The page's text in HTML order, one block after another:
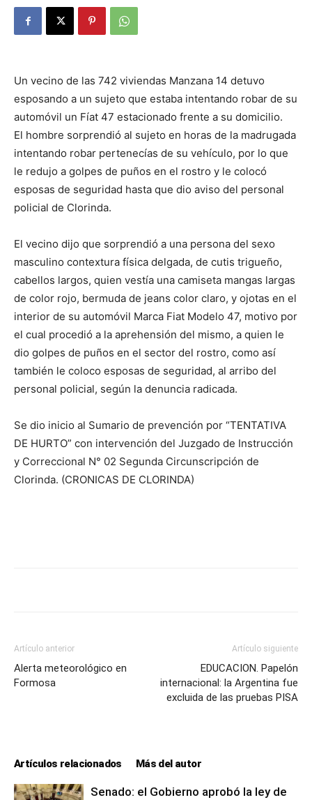
Verdad
es
lo
que
se
Un vecino de las 742 viviendas Manzana 14 detuvo
esposando a un sujeto que estaba intentando robar de su
automóvil un Fíat 47 estacionado frente a su domicilio.
El hombre sorprendió al sujeto en horas de la madrugada
intentando robar pertenecías de su vehículo, por lo que
le redujo a golpes de puños en el rostro y le colocó
esposas de seguridad hasta que dio aviso del personal
policial de Clorinda.
El vecino dijo que sorprendió a una persona del sexo
masculino contextura física delgada, de cutis trigueño,
cabellos largos, quien vestía una camiseta mangas largas
de color rojo, bermuda de jeans color claro, y ojotas en el
interior de su automóvil Marca Fiat Modelo 47, motivo por
el cual procedió a la aprehensión del mismo, a quien le
dio golpes de puños en el sector del rostro, como así
también le coloco esposas de seguridad, al arribo del
personal policial, según la denuncia radicada.
Se dio inicio al Sumario de prevención por “TENTATIVA
DE HURTO” con intervención del Juzgado de Instrucción
y Correccional N° 02 Segunda Circunscripción de
Clorinda. (CRONICAS DE CLORINDA)
Artículo anterior
Alerta meteorológico en
Formosa
Artículo siguiente
EDUCACION. Papelón
internacional: la Argentina fue
excluida de las pruebas PISA
Artículos relacionados Más del autor
Senado: el Gobierno aprobó la ley de